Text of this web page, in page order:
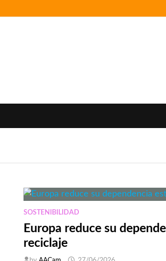
SOSTENIBILIDAD
Europa reduce su
reciclaje